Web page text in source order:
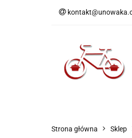
Strona główna Sklep